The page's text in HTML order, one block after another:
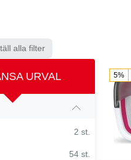
alla filter
URVAL
2 st.
54 st.
5%